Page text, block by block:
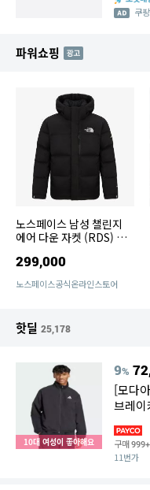
쿠팡
파워쇼핑 AD
노스페이스 남성 챌린지
에어 다운 자켓 (RDS) NJ
299,000
노스페이스공식온라인스토어
핫딜 25,178
10대 여성이 좋아해요
9%
[모다
브레
구매999+
11번가